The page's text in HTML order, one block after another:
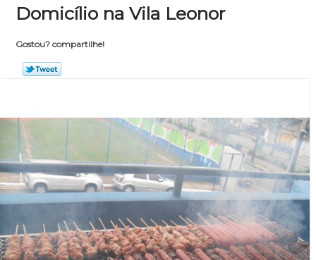
Domicílio na Vila Leonor
Gostou? compartilhe!